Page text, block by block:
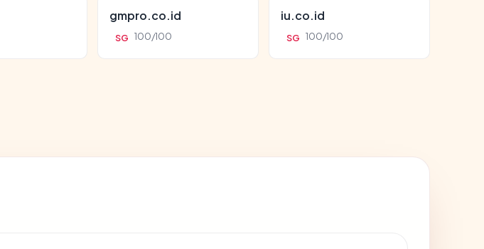
gmpro.co.id
SG 100/100
iu.co.id
SG 100/100